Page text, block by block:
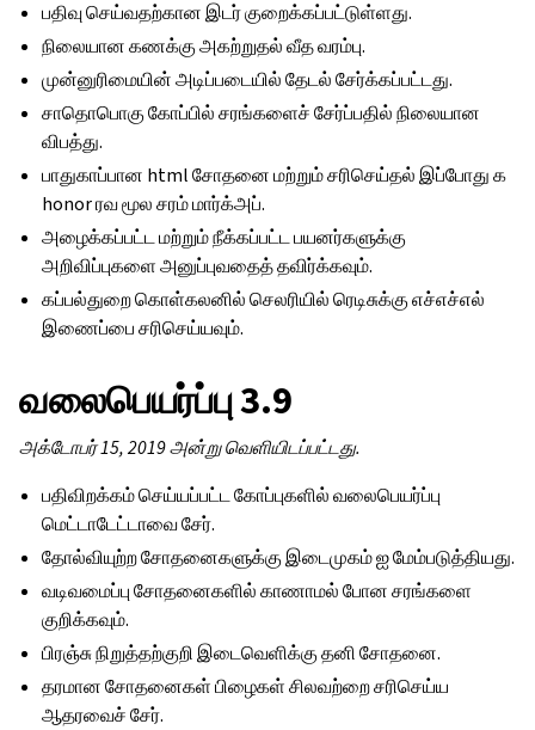
பதிவு செய்வதற்கான இடர் குறைக்கப்பட்டுள்ளது.
நிலையான கணக்கு அகற்றுதல் வீத வரம்பு.
முன்னுரிமையின் அடிப்படையில் தேடல் சேர்க்கப்பட்டது.
சாதொபொகு கோப்பில் சரங்களைச் சேர்ப்பதில் நிலையான
விபத்து.
பாதுகாப்பான html சோதனை மற்றும் சரிசெய்தல் இப்போது க
honor ரவ மூல சரம் மார்க்அப்.
அழைக்கப்பட்ட மற்றும் நீக்கப்பட்ட பயனர்களுக்கு
அறிவிப்புகளை அனுப்புவதைத் தவிர்க்கவும்.
கப்பல்துறை கொள்கலனில் செலரியில் ரெடிசுக்கு எச்எச்எல்
இணைப்பை சரிசெய்யவும்.
வலைபெயர்ப்பு 3.9
அக்டோபர் 15, 2019 அன்று வெளியிடப்பட்டது.
பதிவிறக்கம் செய்யப்பட்ட கோப்புகளில் வலைபெயர்ப்பு
மெட்டாடேட்டாவை சேர்.
தோல்வியுற்ற சோதனைகளுக்கு இடைமுகம் ஐ மேம்படுத்தியது.
வடிவமைப்பு சோதனைகளில் காணாமல் போன சரங்களை
குறிக்கவும்.
பிரஞ்சு நிறுத்தற்குறி இடைவெளிக்கு தனி சோதனை.
தரமான சோதனைகள் பிழைகள் சிலவற்றை சரிசெய்ய
ஆதரவைச் சேர்.